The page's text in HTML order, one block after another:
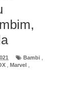
Bambi
Marvel